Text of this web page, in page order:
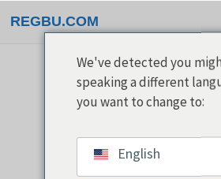
na
REGBU.COM
We've detected you
speaking a different
you want to change to:
English